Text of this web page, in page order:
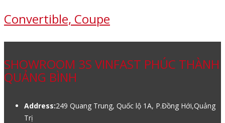
Convertible, Coupe
SHOWROOM 3S VINFAST PHÚC THÀNH
QUẢNG BÌNH
Address:249 Quang Trung, Quốc lộ 1A, P.Đồng Hới,Quảng
Trị